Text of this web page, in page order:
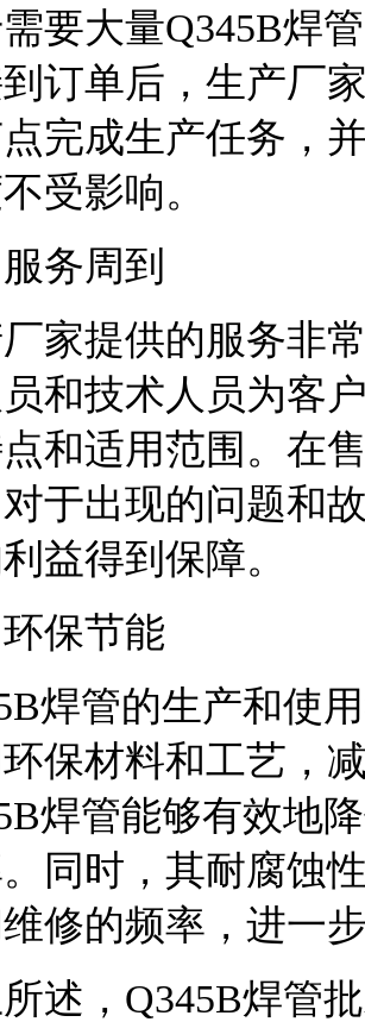
大量Q345B焊管
订单后，生产厂
完成生产任务，
受影响。
周到
提供的服务非常
和技术人员为客
和适用范围。在
于出现的问题和
益得到保障。
保节能
管的生产和使用
保材料和工艺，
焊管能够有效地
同时，其耐腐蚀
修的频率，进一
，Q345B焊管批